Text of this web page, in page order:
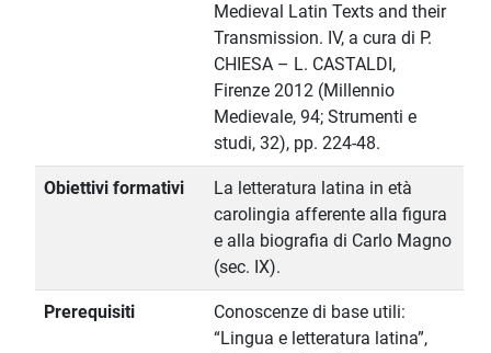
Medieval Latin Texts and their
Transmission. IV, a cura di P.
CHIESA – L. CASTALDI,
Firenze 2012 (Millennio
Medievale, 94; Strumenti e
studi, 32), pp. 224-48.
Obiettivi formativi
La letteratura latina in età
carolingia afferente alla figura
e alla biografia di Carlo Magno
(sec. IX).
Prerequisiti
Conoscenze di base utili:
“Lingua e letteratura latina”,